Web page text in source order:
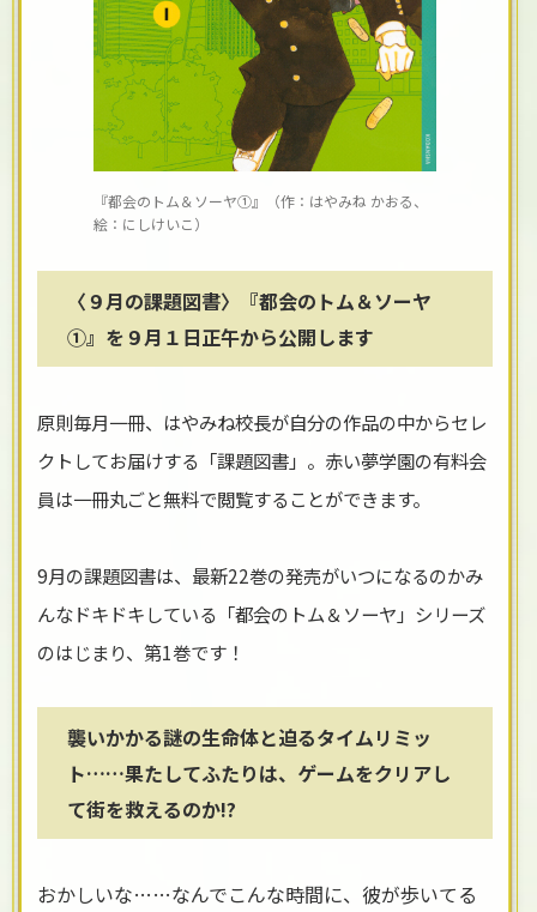
『都会のトム＆ソーヤ①』（作：はやみね かおる、
絵：にしけいこ）
〈９月の課題図書〉『都会のトム＆ソーヤ
①』を９月１日正午から公開します
原則毎月一冊、はやみね校長が自分の作品の中からセレ
クトしてお届けする「課題図書」。赤い夢学園の有料会
員は一冊丸ごと無料で閲覧することができます。
9月の課題図書は、最新22巻の発売がいつになるのかみ
んなドキドキしている「都会のトム＆ソーヤ」シリーズ
のはじまり、第1巻です！
襲いかかる謎の生命体と迫るタイムリミッ
ト……果たしてふたりは、ゲームをクリアし
て街を救えるのか!?
おかしいな……なんでこんな時間に、彼が歩いてる